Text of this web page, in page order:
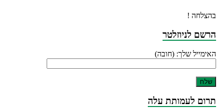
בהצלחה !
הרשם לניוזלטר
האימייל שלך: (חובה)
תרום לעמותת עלה